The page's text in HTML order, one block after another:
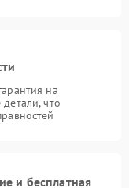
на
что
и бесплатная